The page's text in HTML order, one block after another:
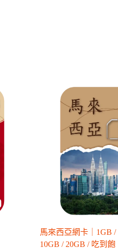
馬來西亞網卡｜1GB /
10GB / 20GB / 吃到飽